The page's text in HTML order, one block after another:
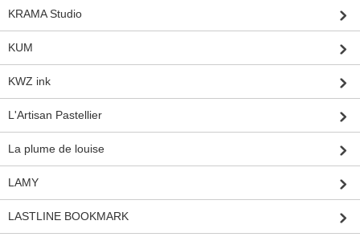
KRAMA Studio
KUM
KWZ ink
L'Artisan Pastellier
La plume de louise
LAMY
LASTLINE BOOKMARK